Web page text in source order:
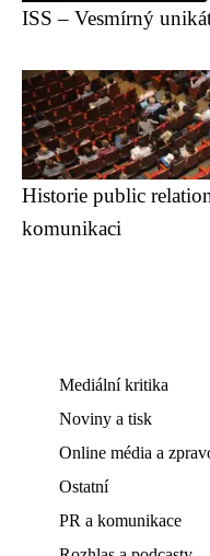
ISS – Vesmírný
Historie public
komunikaci
Mediální kritika
Noviny a tisk
Online média a
Ostatní
PR a komunikace